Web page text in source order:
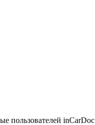
пользователей inCarDoc